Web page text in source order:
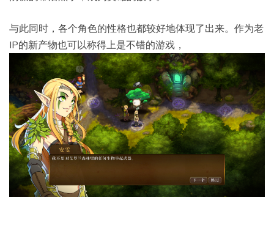
与此同时，各个角色的性格也都较好地体现了出来。作为老
IP的新产物也可以称得上是不错的游戏，